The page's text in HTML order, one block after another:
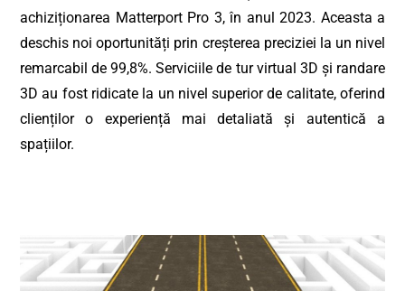
achiziționarea Matterport Pro 3, în anul 2023. Aceasta a
deschis noi oportunități prin creșterea preciziei la un nivel
remarcabil de 99,8%. Serviciile de tur virtual 3D și randare
3D au fost ridicate la un nivel superior de calitate, oferind
clienților o experiență mai detaliată și autentică a
spațiilor.